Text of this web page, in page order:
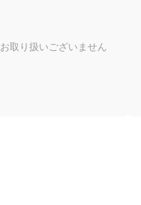
お取り扱いございません